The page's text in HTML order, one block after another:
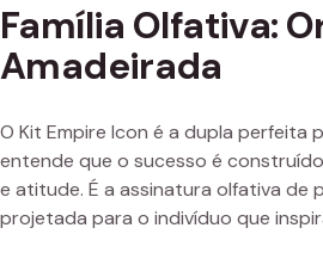
Família Olfativa:
Amadeirada
O Kit Empire Icon é a dupla perfeita
entende que o sucesso é
e atitude. É a assinatura olfativa de
projetada para o indivíduo que